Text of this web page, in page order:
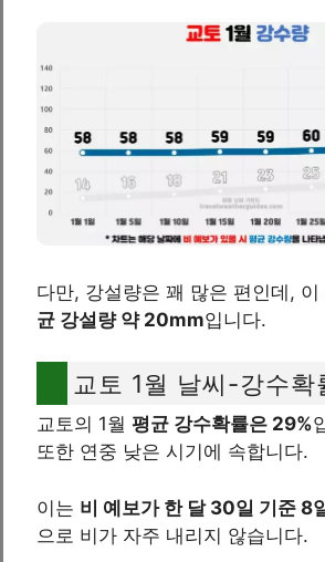
다만, 강설량은 꽤 많은 편인데, 이
균 강설량 약 20mm입니다.
교토 1월 날씨-강수확
교토의 1월 평균 강수확률은 29%
또한 연중 낮은 시기에 속합니다.
이는 비 예보가 한 달 30일 기준 8
으로 비가 자주 내리지 않습니다.